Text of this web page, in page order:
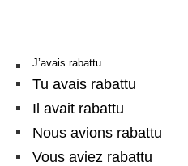
J’avais rabattu
Tu avais rabattu
Il avait rabattu
Nous avions rabattu
Vous aviez rabattu